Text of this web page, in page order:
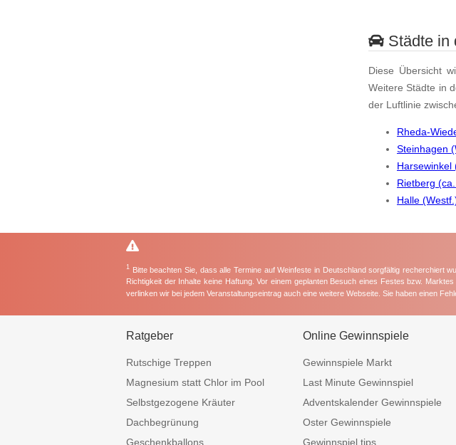
Städte in
Diese Übersicht
Weitere Städte in
der Luftlinie
Rheda-
Steinhagen
Harsewinkel
Rietberg
Halle
1
Bitte beachten Sie, dass alle Termine auf Weinfeste in Deutschland sorgfältig recherchiert
Richtigkeit der Inhalte keine Haftung. Vor einem geplanten Besuch eines Festes bzw.
verlinken wir bei jedem Veranstaltungseintrag auch eine weitere Webseite. Sie haben einen
Ratgeber
Rutschige Treppen
Magnesium statt Chlor im Pool
Selbstgezogene Kräuter
Dachbegrünung
Geschenkballons
Online Gewinnspiele
Gewinnspiele Markt
Last Minute Gewinnspiel
Adventskalender Gewinnspiele
Oster Gewinnspiele
Gewinnspiel.tips